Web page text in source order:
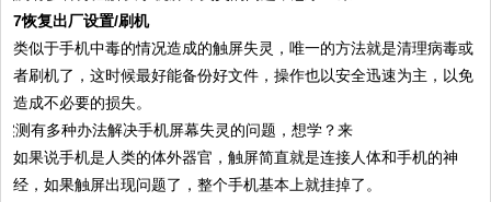
7恢复出厂设置/刷机
类似于手机中毒的情况造成的触屏失灵，唯一的方法就是清理病毒或
者刷机了，这时候最好能备份好文件，操作也以安全迅速为主，以免
造成不必要的损失。
如果说手机是人类的体外器官，触屏简直就是连接人体和手机的神
经，如果触屏出现问题了，整个手机基本上就挂掉了。